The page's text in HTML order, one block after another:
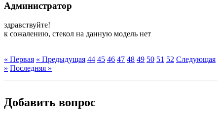
Администратор
здравствуйте!
к сожалению, стекол на данную модель нет
« Первая « Предыдущая 44 45 46 47 48 49 50 51 52 Следующая
» Последняя »
Добавить вопрос